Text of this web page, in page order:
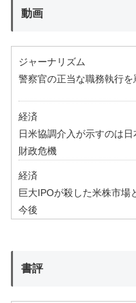
動画
ジャーナリズム
警察官の正当な職務執行
経済
日米協調介入が示すのは
財政危機
経済
巨大IPOが殺した米株市場
今後
書評